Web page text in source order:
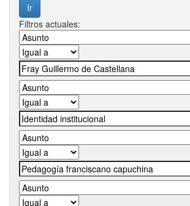
Filtros actuales: